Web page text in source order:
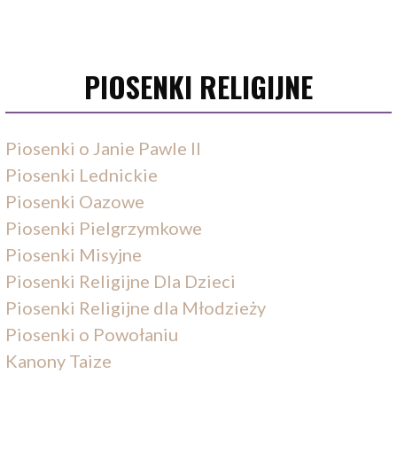
PIOSENKI RELIGIJNE
Piosenki o Janie Pawle II
Piosenki Lednickie
Piosenki Oazowe
Piosenki Pielgrzymkowe
Piosenki Misyjne
Piosenki Religijne Dla Dzieci
Piosenki Religijne dla Młodzieży
Piosenki o Powołaniu
Kanony Taize